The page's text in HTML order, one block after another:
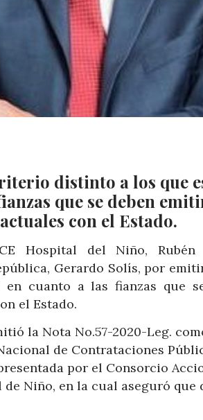
distinto a los que
que se deben
con el Estado.
Hospital del Niño, Rubén
Gerardo Solís, por
cuanto a las fianzas que
el Estado.
la Nota No.57-2020-Leg.
de Contrataciones
por el Consorcio
Niño, en la cual aseguró que